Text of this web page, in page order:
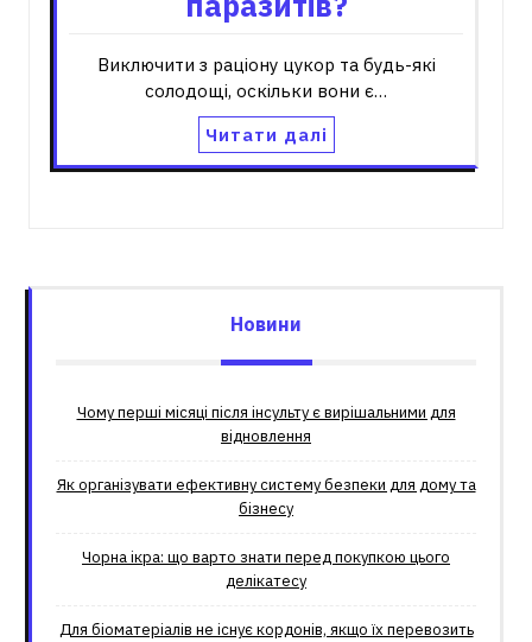
Виключити з раціону цукор та будь-які
солодощі, оскільки вони є…
Читати далі
Новини
Чому перші місяці після інсульту є вирішальними для
відновлення
Як організувати ефективну систему безпеки для дому та
бізнесу
Чорна ікра: що варто знати перед покупкою цього
делікатесу
Для біоматеріалів не існує кордонів, якщо їх перевозить